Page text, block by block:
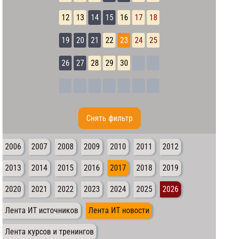
12 13 14 15 16 17 18
19 20 21 22 23 24 25
26 27 28 29 30
Cнять фильтр
2006 2007 2008 2009 2010 2011 2012
2013 2014 2015 2016 2017 2018 2019
2020 2021 2022 2023 2024 2025 2026
Лента ИТ источников Лента ИТ новости
Лента курсов и тренингов